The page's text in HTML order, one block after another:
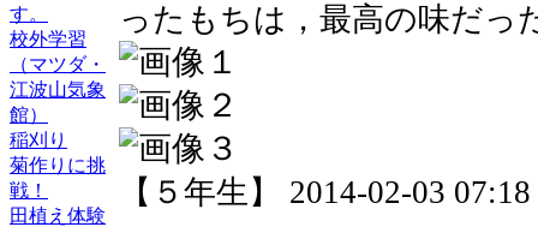
す。
校外学習
（マツダ・
江波山気象
館）
稲刈り
菊作りに挑
戦！
田植え体験
ったもちは，最高の味だっ
【５年生】 2014-02-03